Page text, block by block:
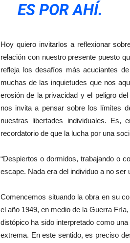
ES POR AHÍ.
Hoy quiero invitarlos a reflexionar
relación con nuestro presente puesto
refleja los desafíos más acuciantes
muchas de las inquietudes que nos
erosión de la privacidad y el peligro
nos invita a pensar sobre los límites
nuestras libertades individuales.
recordatorio de que la lucha por una
“Despiertos o dormidos, trabajando o
escape. Nada era del individuo a no
Comencemos situando la obra en su
el año 1949, en medio de la Guerra
distópico ha sido interpretado como
extrema. En este sentido, es preciso